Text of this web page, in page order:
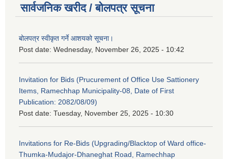
सार्वजनिक खरीद / बोलपत्र सूचना
बोलपत्र स्वीकृत गर्ने आशयको सूचना।
Post date: Wednesday, November 26, 2025 - 10:42
Invitation for Bids (Prucurement of Office Use Sattionery
Items, Ramechhap Municipality-08, Date of First
Publication: 2082/08/09)
Post date: Tuesday, November 25, 2025 - 10:30
Invitations for Re-Bids (Upgrading/Blacktop of Ward office-
Thumka-Mudajor-Dhaneghat Road, Ramechhap